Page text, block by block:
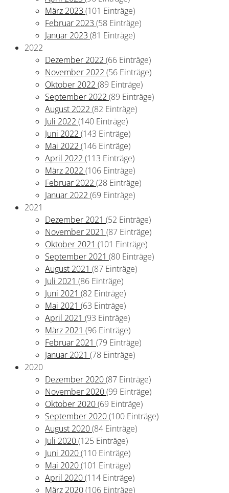
März 2023 (101 Einträge)
Februar 2023 (58 Einträge)
Januar 2023 (81 Einträge)
2022
Dezember 2022 (66 Einträge)
November 2022 (56 Einträge)
Oktober 2022 (89 Einträge)
September 2022 (89 Einträge)
August 2022 (82 Einträge)
Juli 2022 (140 Einträge)
Juni 2022 (143 Einträge)
Mai 2022 (146 Einträge)
April 2022 (113 Einträge)
März 2022 (106 Einträge)
Februar 2022 (28 Einträge)
Januar 2022 (69 Einträge)
2021
Dezember 2021 (52 Einträge)
November 2021 (87 Einträge)
Oktober 2021 (101 Einträge)
September 2021 (80 Einträge)
August 2021 (87 Einträge)
Juli 2021 (86 Einträge)
Juni 2021 (82 Einträge)
Mai 2021 (63 Einträge)
April 2021 (93 Einträge)
März 2021 (96 Einträge)
Februar 2021 (79 Einträge)
Januar 2021 (78 Einträge)
2020
Dezember 2020(87 Einträge)
November 2020(99 Einträge)
Oktober 2020(69 Einträge)
September 2020(100 Einträge)
August 2020(84 Einträge)
Juli 2020(125 Einträge)
Juni 2020(110 Einträge)
Mai 2020(101 Einträge)
April 2020(114 Einträge)
März 2020(106 Einträge)